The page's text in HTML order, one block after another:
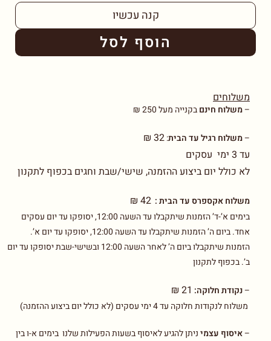
קנה עכשיו
הוסף לסל
משלוחים
–משלוח חינםבקנייה מעל 250 ₪
–משלוח רגיל עד הבית:
32 ₪
עד 3 ימי עסקים
לא כולל יום ביצוע ההזמנה, שישי/שבת וחגים בכפוף לתקנון
משלוח אקספרס עד הבית : 42 ₪
בימים א’-ד’ הזמנות שיתקבלו עד השעה 12:00, יסופקו עד יום עסקים
אחד. ביום ה’ הזמנות שיתקבלו עד השעה 12:00, יסופקו עד יום א’.
הזמנות שיתקבלו ביום ה’ לאחר השעה 12:00 ובשישי-שבת יסופקו עד יום
ב’. בכפוף לתקנון
–נקודת חלוקה: 21 ₪
משלוח לנקודות חלוקה עד 4 ימי עסקים (לא כולל יום ביצוע ההזמנה)
–איסוף עצמיניתן להגיע לאיסוף בשעות הפעילות שלנו בימים א-ו בין